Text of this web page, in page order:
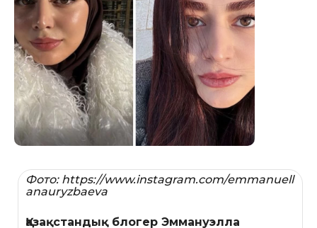
Фото: https://www.instagram.com/emmanuell
anauryzbaeva
Қазақстандық блогер Эммануэлла